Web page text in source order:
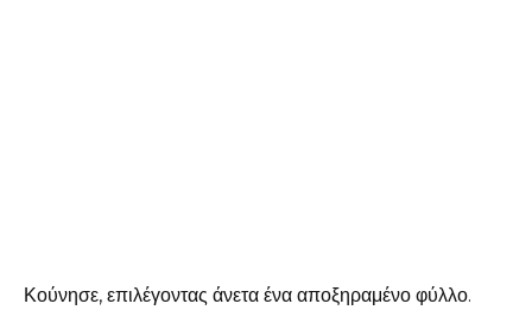
Κούνησε, επιλέγοντας άνετα ένα αποξηραμένο φύλλο.